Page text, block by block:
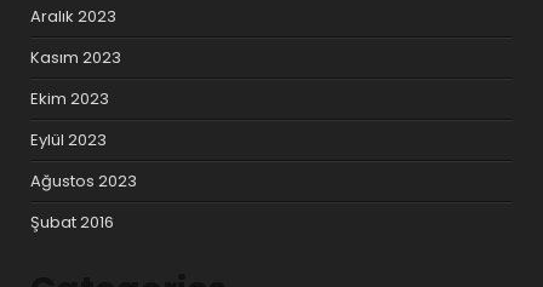
Aralık 2023
Kasım 2023
Ekim 2023
Eylül 2023
Ağustos 2023
Şubat 2016